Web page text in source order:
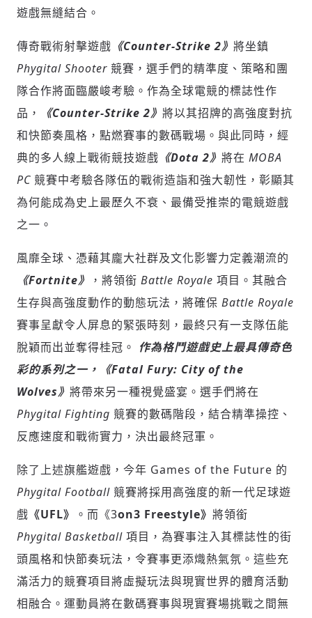
登入或註冊
輸入 Email 驗證碼
遊戲無縫結合。
傳奇戰術射擊遊戲 《Counter-Strike 2》 將坐鎮
Phygital Shooter 競賽，選手們的精準度、策略和團
隊合作將面臨嚴峻考驗。作為全球電競的標誌性作
品，
《Counter-Strike 2》 將以其招牌的高強度對抗
和快節奏風格，點燃賽事的數碼戰場。與此同時，經
典的多人線上戰術競技遊戲 《Dota 2》 將在 MOBA
PC 競賽中考驗各隊伍的戰術造詣和強大韌性，彰顯其
為何能成為史上最歷久不衰、最備受推崇的電競遊戲
之一。
風靡全球、憑藉其龐大社群及文化影響力定義潮流的
《Fortnite》 ，將領銜 Battle Royale 項目。其融合
生存與高強度動作的動態玩法，將確保 Battle Royale
賽事呈獻令人屏息的緊張時刻，最終只有一支隊伍能
脫穎而出並奪得桂冠。 作為格鬥遊戲史上最具傳奇色
彩的系列之一，《Fatal Fury: City of the
Wolves》 將帶來另一種視覺盛宴。選手們將在
Phygital Fighting 競賽的數碼階段，結合精準操控、
反應速度和戰術實力，決出最終冠軍。
除了上述旗艦遊戲，今年 Games of the Future 的
Phygital Football 競賽將採用高強度的新一代足球遊
戲 《UFL》 。而《3on3 Freestyle》 將領銜
Phygital Basketball 項目，為賽事注入其標誌性的街
頭風格和快節奏玩法，令賽事更添熾熱氣氛。這些充
滿活力的競賽項目將虛擬玩法與現實世界的體育活動
相融合。運動員將在數碼賽事與現實賽場挑戰之間無